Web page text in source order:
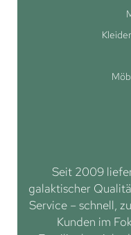
Seit 2009
galaktischer
Service – schnell,
Kunden im